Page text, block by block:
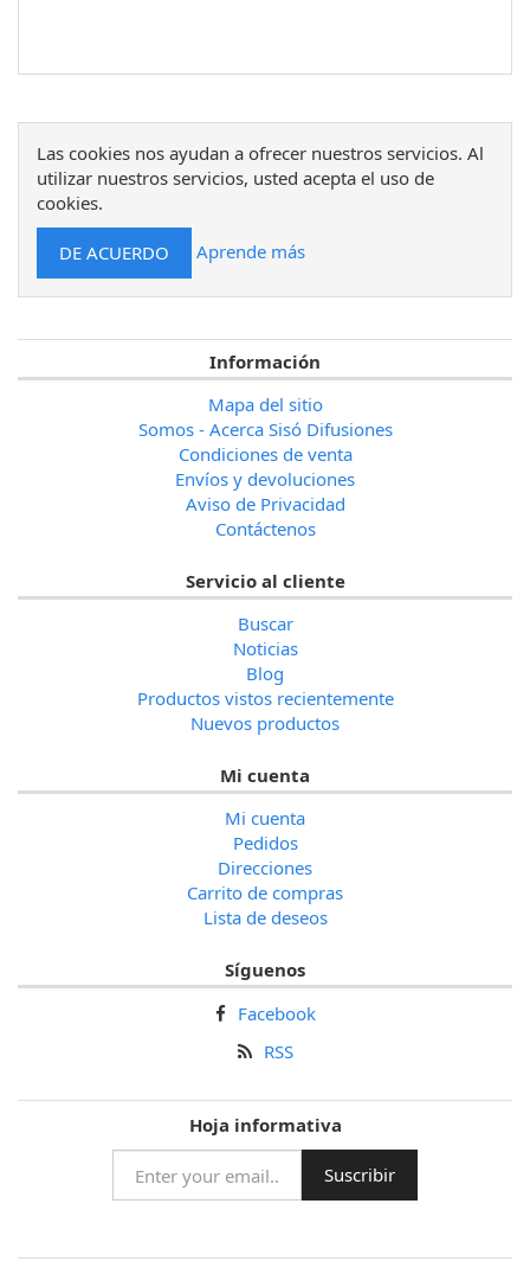
Las cookies nos ayudan a ofrecer nuestros servicios. Al
utilizar nuestros servicios, usted acepta el uso de
cookies.
Aprende más
Información
Mapa del sitio
Somos - Acerca Sisó Difusiones
Condiciones de venta
Envíos y devoluciones
Aviso de Privacidad
Contáctenos
Servicio al cliente
Buscar
Noticias
Blog
Productos vistos recientemente
Nuevos productos
Mi cuenta
Mi cuenta
Pedidos
Direcciones
Carrito de compras
Lista de deseos
Síguenos
Facebook
RSS
Hoja informativa